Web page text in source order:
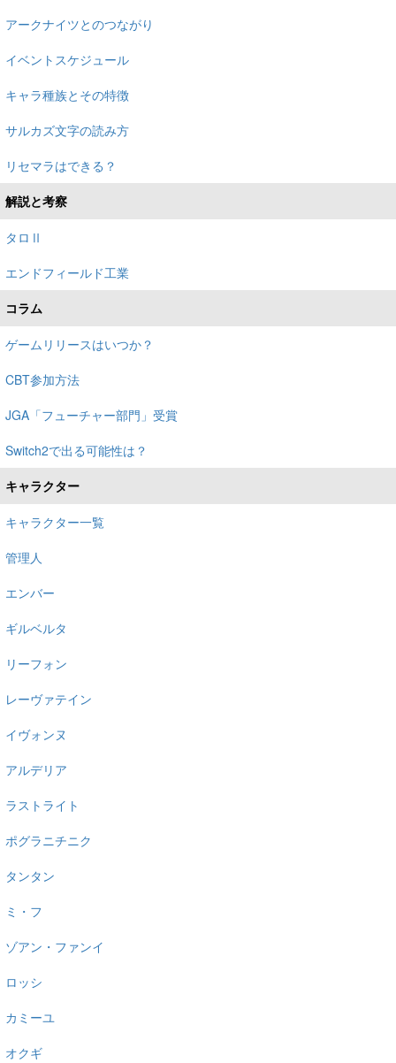
アークナイツとのつながり
イベントスケジュール
キャラ種族とその特徴
サルカズ文字の読み方
リセマラはできる？
解説と考察
タロⅡ
エンドフィールド工業
コラム
ゲームリリースはいつか？
CBT参加方法
JGA「フューチャー部門」受賞
Switch2で出る可能性は？
キャラクター
キャラクター一覧
管理人
エンバー
ギルベルタ
リーフォン
レーヴァテイン
イヴォンヌ
アルデリア
ラストライト
ポグラニチニク
タンタン
ミ・フ
ゾアン・ファンイ
ロッシ
カミーユ
オクギ